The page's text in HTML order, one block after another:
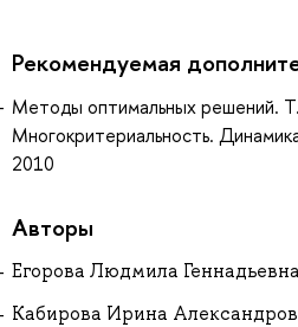
Рекомендуемая
Методы оптимальных решений.
Многокритериальность.
2010
Авторы
Егорова Людмила Геннадьевна
Кабирова Ирина